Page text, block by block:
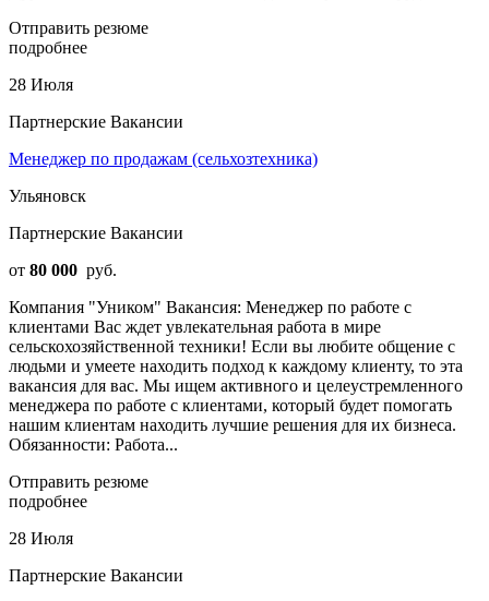
Отправить резюме
подробнее
28 Июля
Партнерские Вакансии
Менеджер по продажам (сельхозтехника)
Ульяновск
Партнерские Вакансии
от 80 000 руб.
Компания "Уником" Вакансия: Менеджер по работе с
клиентами Вас ждет увлекательная работа в мире
сельскохозяйственной техники! Если вы любите общение с
людьми и умеете находить подход к каждому клиенту, то эта
вакансия для вас. Мы ищем активного и целеустремленного
менеджера по работе с клиентами, который будет помогать
нашим клиентам находить лучшие решения для их бизнеса.
Обязанности: Работа...
Отправить резюме
подробнее
28 Июля
Партнерские Вакансии